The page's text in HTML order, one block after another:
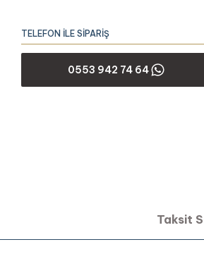
TELEFON İLE SİPARİŞ
0553 942 74 64
Taksit